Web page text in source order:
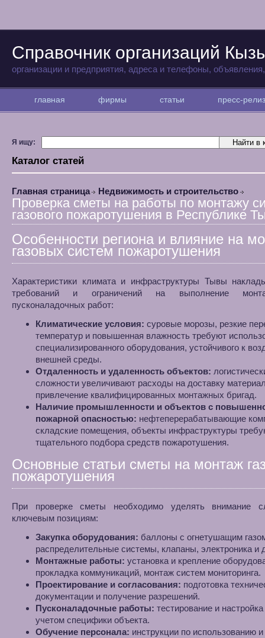
Справочник организаций
организации и предприятия, адреса и телефоны,
главная фирмы статьи пресс-
Я ищу:
Каталог статей
Главная страница Недвижимость и строительство
Проверка сметы на работы по монтажу
газового пожаротушения в Республике
Особенности региона и влияние на
газовых систем пожаротушения
Характеристики климата и инфраструктуры Тывы
требований и ограничений на выполнение
пусконаладочных работ:
Климатические условия: суровые морозы, резкие
температур и повышенная влажность требуют
специализированного оборудования, устойчивого к
внешней среды.
Отдаленность и удаленность объектов:
сложности увеличивают расходы на доставку
привлечение квалифицированных монтажных бригад.
Наличие промышленности и объектов с
пожарной опасностью: нефтеперерабатывающие
складские помещения, объекты инфраструктуры
тщательного подбора средств пожаротушения.
Основные статьи сметы на монтаж
пожаротушения
При проверке сметы необходимо уделять внимание
ключевым позициям:
Закупка оборудования: баллоны с огнетушащим
распределительные системы, клапаны, электроника и
Монтажные работы: установка и крепление
прокладка коммуникаций, монтаж систем мониторинга.
Проектирование и согласования: подготовка
документации и получение разрешений.
Пусконаладочные работы: тестирование и
учетом специфики объекта.
Обучение персонала: инструкции по использованию и